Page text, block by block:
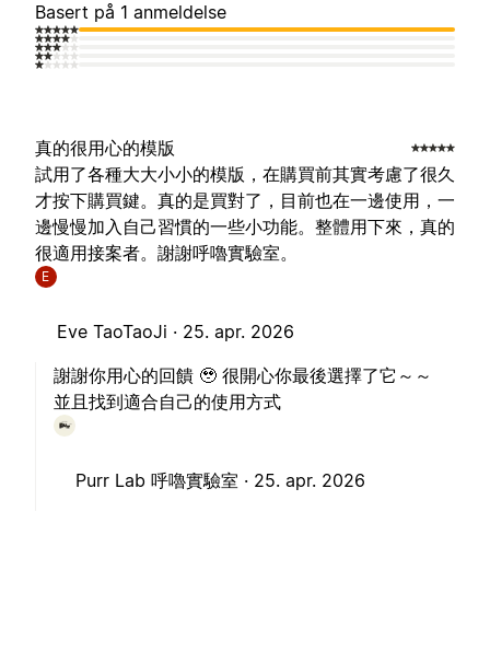
Basert på 1 anmeldelse
真的很用心的模版
試用了各種大大小小的模版，在購買前其實考慮了很久
才按下購買鍵。真的是買對了，目前也在一邊使用，一
邊慢慢加入自己習慣的一些小功能。整體用下來，真的
很適用接案者。謝謝呼嚕實驗室。
E
Eve TaoTaoJi · 25. apr. 2026
謝謝你用心的回饋 🥹 很開心你最後選擇了它～～
並且找到適合自己的使用方式
Purr Lab 呼嚕實驗室 · 25. apr. 2026